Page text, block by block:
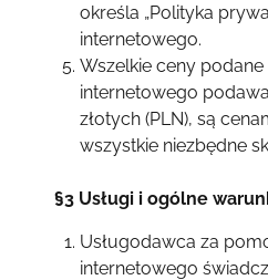
określa „Polityka
internetowego.
Wszelkie ceny
internetowego
złotych (PLN), są
wszystkie niezbędne
§3 Usługi i ogólne
Usługodawca za
internetowego